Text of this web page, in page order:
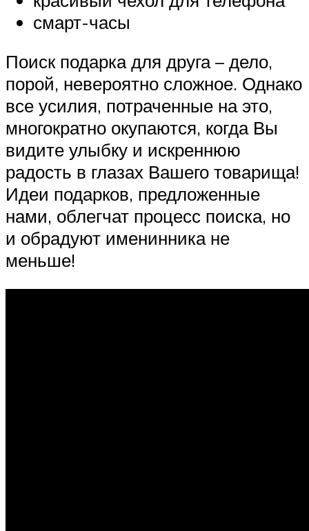
смарт-часы
Поиск подарка для друга – дело,
порой, невероятно сложное. Однако
все усилия, потраченные на это,
многократно окупаются, когда Вы
видите улыбку и искреннюю
радость в глазах Вашего товарища!
Идеи подарков, предложенные
нами, облегчат процесс поиска, но
и обрадуют именинника не
меньше!